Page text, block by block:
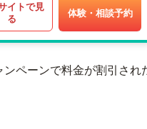
イトで見
る
体験・相談予約
ペーンで料金が割引され